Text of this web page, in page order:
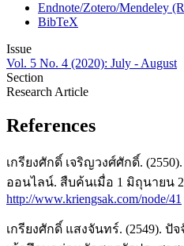
Endnote/Zotero/Mendeley
BibTeX
Issue
Vol. 5 No. 4 (2020): July - August
Section
Research Article
References
เกรียงศักดิ์ เจริญวงศ์ศักดิ์.
ออนไลน์. สืบค้นเมื่อ 1 มิถุนายน
http://www.kriengsak.com/node/41
เกรียงศักดิ์ แสงจันทร์. (2549). ปั